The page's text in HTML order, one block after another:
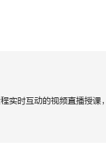
实时互动的视频直播授